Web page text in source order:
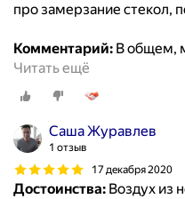
про замерзание стекол,
Комментарий: В общем,
Читать ещё
Саша Журавлев
1 отзыв
17 декабря 2020
Достоинства: Воздух из